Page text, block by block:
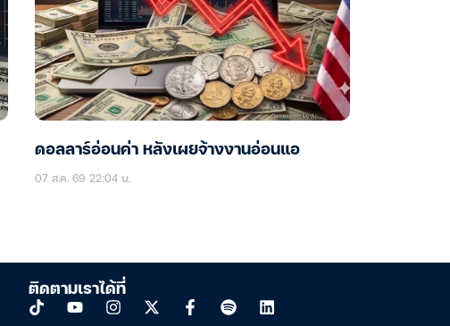
ดอลลาร์อ่อนค่า หลังเผยจ้างงานอ่อนแอ
07 ส.ค. 69 22:04 น.
ติดตามเราได้ที่